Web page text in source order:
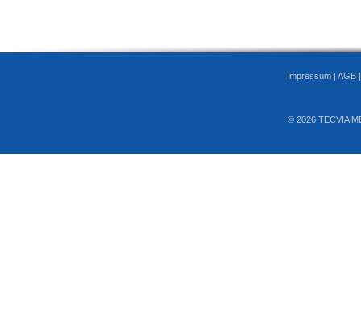
Impressum | AGB
© 2026 TECVIA